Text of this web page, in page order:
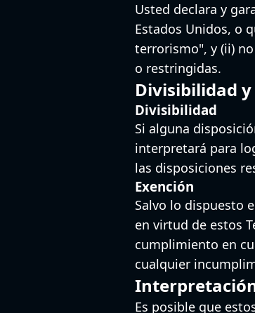
Usted declara y
Estados Unidos, o
terrorismo", y (ii)
o restringidas.
Divisibilidad
Divisibilidad
Si alguna
interpretará para
las disposiciones
Exención
Salvo lo dispuesto
en virtud de estos
cumplimiento en
cualquier
Es posible que